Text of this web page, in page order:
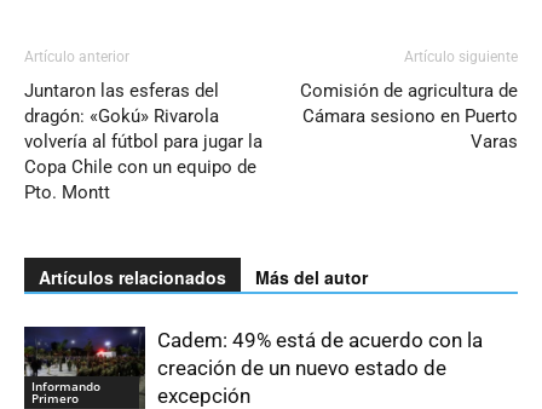
Artículo anterior
Juntaron las esferas del
dragón: «Gokú» Rivarola
volvería al fútbol para jugar la
Copa Chile con un equipo de
Pto. Montt
Artículo siguiente
Comisión de agricultura de
Cámara sesiono en Puerto
Varas
Artículos relacionados Más del autor
Informando
Primero
Cadem: 49% está de acuerdo con la
creación de un nuevo estado de
excepción